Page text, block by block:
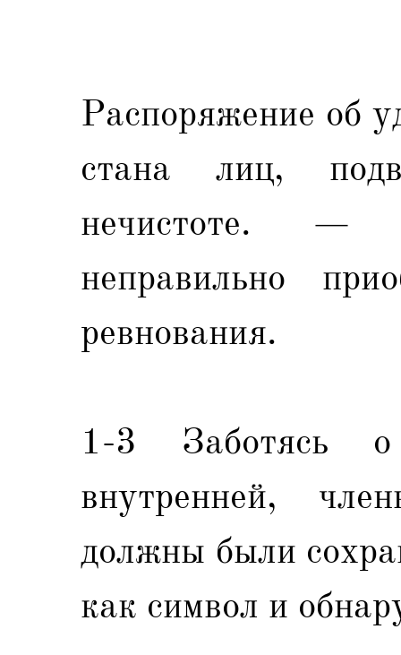
Распоряжение об
стана лиц,
нечистоте. —
неправильно
ревнования.
1-3 Заботясь о
внутренней,
должны были
как символ и